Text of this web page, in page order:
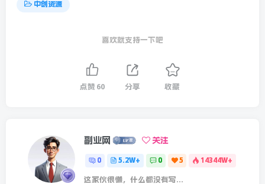
中创资源
喜欢就支持一下吧
点赞 60 分享 收藏
副业网 关注
0 5.2W+ 0 5 14344W+
这家伙很懒，什么都没有写...